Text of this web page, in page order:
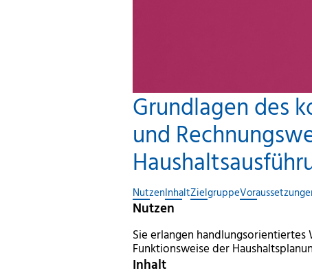
Grundlagen des
und
NutzenInhaltZielgruppe
Nutzen
Sie erlangen
Funktionsweise der
Inhalt